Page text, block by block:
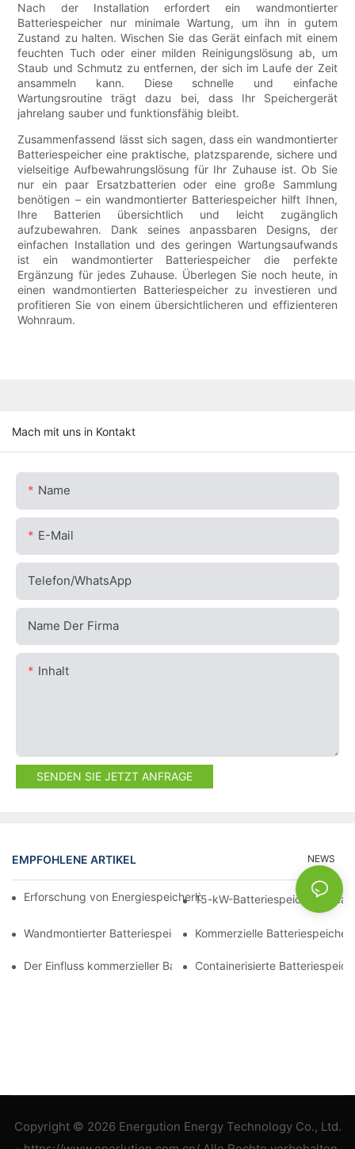
Nach der Installation erfordert ein wandmontierter
Batteriespeicher nur minimale Wartung, um ihn in gutem
Zustand zu halten. Wischen Sie das Gerät einfach mit einem
feuchten Tuch oder einer milden Reinigungslösung ab, um
Staub und Schmutz zu entfernen, der sich im Laufe der Zeit
ansammeln kann. Diese schnelle und einfache
Wartungsroutine trägt dazu bei, dass Ihr Speichergerät
jahrelang sauber und funktionsfähig bleibt.
Zusammenfassend lässt sich sagen, dass ein wandmontierter
Batteriespeicher eine praktische, platzsparende, sichere und
vielseitige Aufbewahrungslösung für Ihr Zuhause ist. Ob Sie
nur ein paar Ersatzbatterien oder eine große Sammlung
benötigen – ein wandmontierter Batteriespeicher hilft Ihnen,
Ihre Batterien übersichtlich und leicht zugänglich
aufzubewahren. Dank seines anpassbaren Designs, der
einfachen Installation und des geringen Wartungsaufwands
ist ein wandmontierter Batteriespeicher die perfekte
Ergänzung für jedes Zuhause. Überlegen Sie noch heute, in
einen wandmontierten Batteriespeicher zu investieren und
profitieren Sie von einem übersichtlicheren und effizienteren
Wohnraum.
Mach mit uns in Kontakt
Name
E-Mail
Telefon/WhatsApp
Name Der Firma
Inhalt
SENDEN SIE JETZT ANFRAGE
EMPFOHLENE ARTIKEL NEWS
Erforschung von Energiespeicherlösungen für eine nachhaltige
15-kW-Batteriespeicher: Ideal
Wandmontierter Batteriespeicher: Die clevere Wahl für
Kommerzielle
Der Einfluss kommerzieller Batteriespeicher auf das
Containerisierte
Copyright © 2026 Energution Energy Technology Co., Ltd.